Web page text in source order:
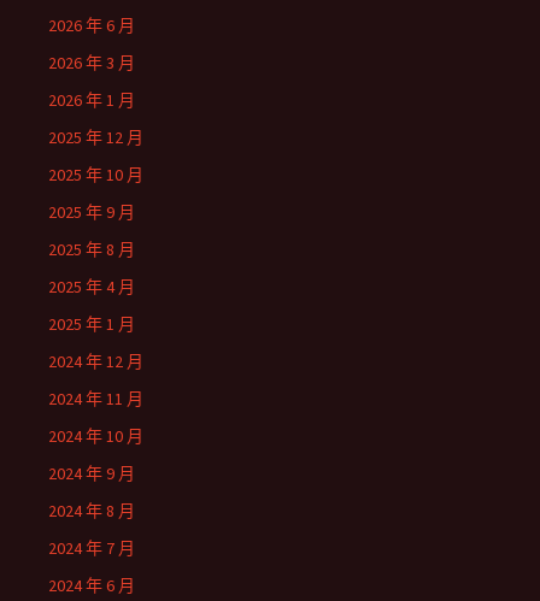
2026 年 6 月
2026 年 3 月
2026 年 1 月
2025 年 12 月
2025 年 10 月
2025 年 9 月
2025 年 8 月
2025 年 4 月
2025 年 1 月
2024 年 12 月
2024 年 11 月
2024 年 10 月
2024 年 9 月
2024 年 8 月
2024 年 7 月
2024 年 6 月